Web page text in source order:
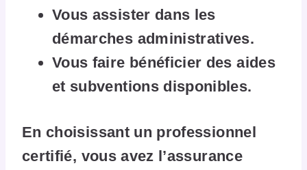
Vous assister dans les
démarches administratives.
Vous faire bénéficier des aides
et subventions disponibles.
En choisissant un professionnel
certifié, vous avez l’assurance